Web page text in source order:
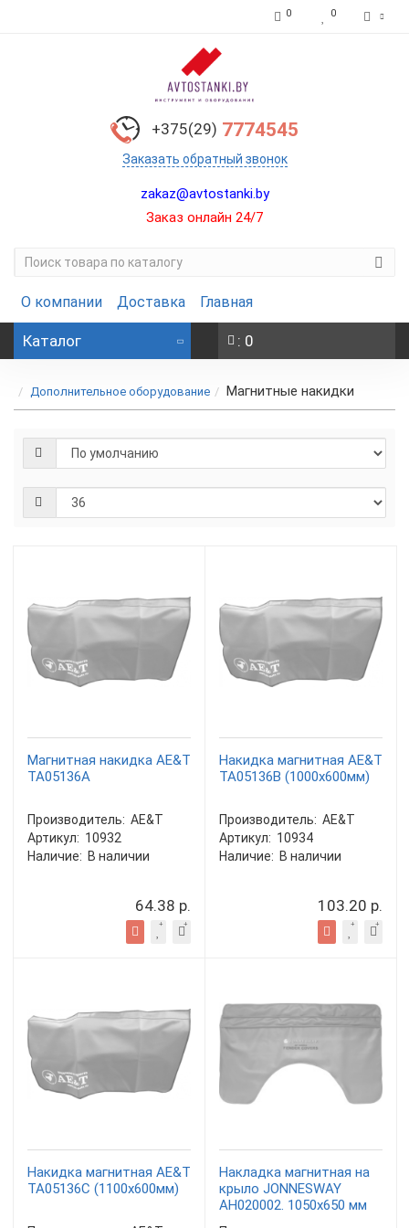
0 0
+375(29) 7774545
Заказать обратный звонок
zakaz@avtostanki.by
Заказ онлайн 24/7
О компании Доставка Главная
Каталог : 0
Дополнительное оборудование Магнитные накидки
Магнитная накидка AE&T
TA05136A
Производитель: AE&T
Артикул: 10932
Наличие: В наличии
64.38 р.
Накидка магнитная AE&T
TA05136B (1000x600мм)
Производитель: AE&T
Артикул: 10934
Наличие: В наличии
103.20 р.
Накидка магнитная AE&T
TA05136C (1100x600мм)
Накладка магнитная на
крыло JONNESWAY
AH020002. 1050х650 мм